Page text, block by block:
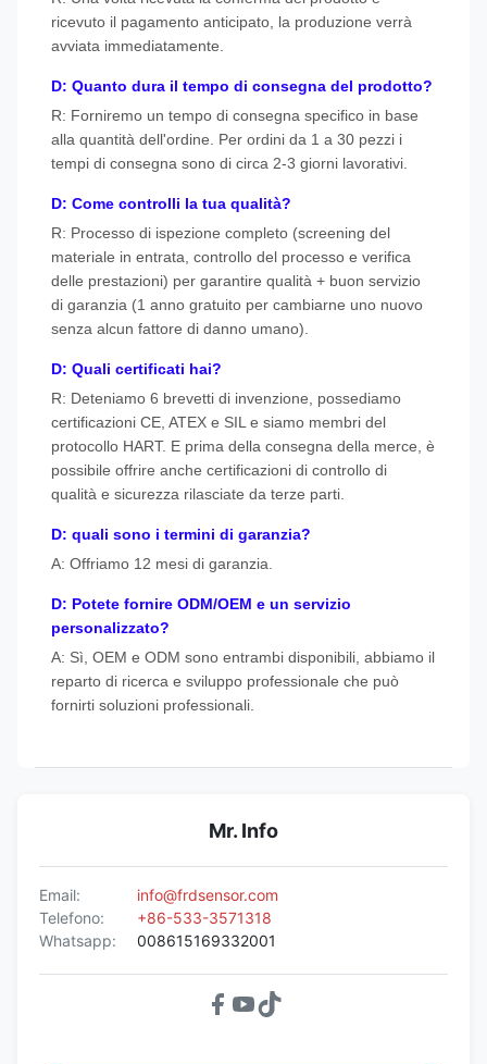
ricevuto il pagamento anticipato, la produzione verrà
avviata immediatamente.
D: Quanto dura il tempo di consegna del prodotto?
R: Forniremo un tempo di consegna specifico in base
alla quantità dell'ordine. Per ordini da 1 a 30 pezzi i
tempi di consegna sono di circa 2-3 giorni lavorativi.
D: Come controlli la tua qualità?
R: Processo di ispezione completo (screening del
materiale in entrata, controllo del processo e verifica
delle prestazioni) per garantire qualità + buon servizio
di garanzia (1 anno gratuito per cambiarne uno nuovo
senza alcun fattore di danno umano).
D: Quali certificati hai?
R: Deteniamo 6 brevetti di invenzione, possediamo
certificazioni CE, ATEX e SIL e siamo membri del
protocollo HART. E prima della consegna della merce, è
possibile offrire anche certificazioni di controllo di
qualità e sicurezza rilasciate da terze parti.
D: quali sono i termini di garanzia?
A: Offriamo 12 mesi di garanzia.
D: Potete fornire ODM/OEM e un servizio
personalizzato?
A: Sì, OEM e ODM sono entrambi disponibili, abbiamo il
reparto di ricerca e sviluppo professionale che può
fornirti soluzioni professionali.
Mr. Info
Email:
info@frdsensor.com
Telefono:
+86-533-3571318
Whatsapp:
008615169332001